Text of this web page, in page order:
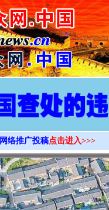
>
网络推广投稿点击进入>>>